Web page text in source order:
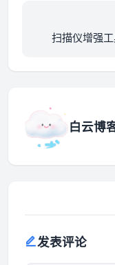
扫描仪增强
白云博
发表评论